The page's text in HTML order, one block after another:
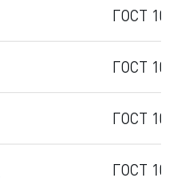
ГОСТ
ГОСТ
ГОСТ
ГОСТ